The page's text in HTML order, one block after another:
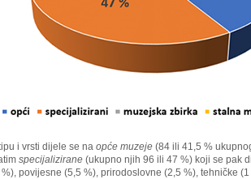
i vrsti dijele se na opće muzeje (84 ili 41,5 %
specijalizirane (ukupno njih 96 ili 47 %) koji se pak
povijesne (5,5 %), prirodoslovne (2,5 %), tehničke